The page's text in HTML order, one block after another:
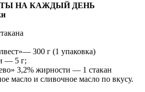
НА КАЖДЫЙ ДЕНЬ
300 г (1 упаковка)
— 5 г;
3,2% жирности — 1 стакан
масло и сливочное масло по вкусу.